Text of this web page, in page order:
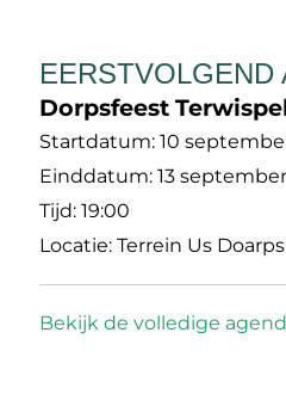
EERSTVOLGEND
Dorpsfeest
Startdatum: 10
Einddatum: 13
Tijd: 19:00
Locatie: Terrein Us
Bekijk de volledige